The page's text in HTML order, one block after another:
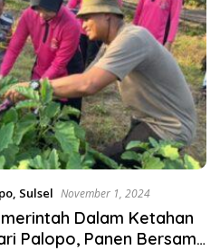
, Sulsel November 1, 2024
Dalam Ketahan
Palopo, Panen Bersama